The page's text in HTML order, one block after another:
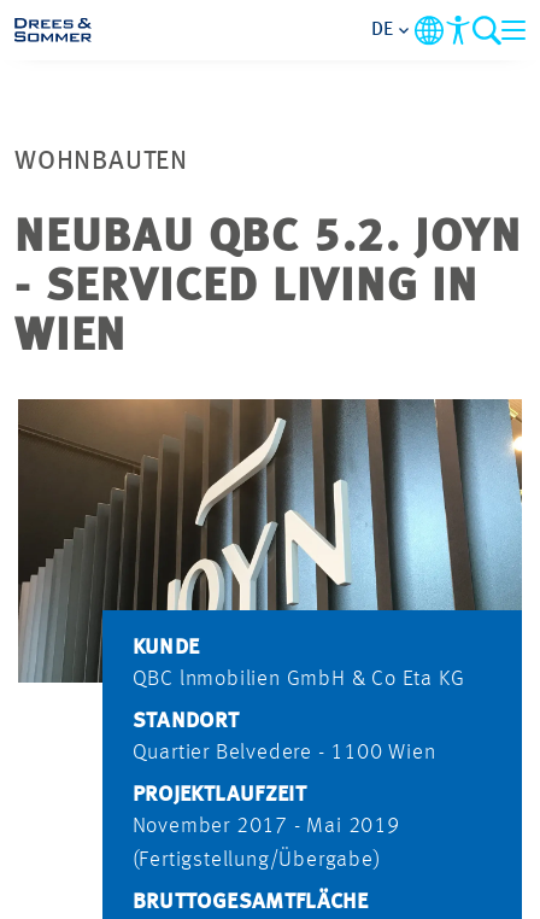
UNTERNEHMEN
PROJEKTE
KONTAKT
DE
WOHNBAUTEN
NEUBAU QBC 5.2. JOYN
- SERVICED LIVING IN
WIEN
KUNDE
QBC lnmobilien GmbH & Co Eta KG
STANDORT
Quartier Belvedere - 1100 Wien
PROJEKTLAUFZEIT
November 2017 - Mai 2019
(Fertigstellung/Übergabe)
BRUTTOGESAMTFLÄCHE